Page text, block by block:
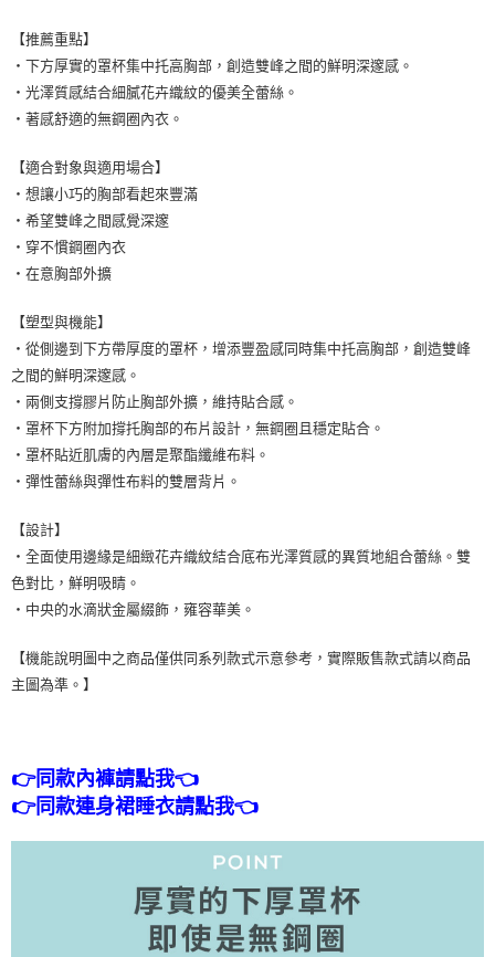
【推薦重點】
・下方厚實的罩杯集中托高胸部，創造雙峰之間的鮮明深邃感。
・光澤質感結合細膩花卉織紋的優美全蕾絲。
・著感舒適的無鋼圈內衣。
【適合對象與適用場合】
・想讓小巧的胸部看起來豐滿
・希望雙峰之間感覺深邃
・穿不慣鋼圈內衣
・在意胸部外擴
【塑型與機能】
・從側邊到下方帶厚度的罩杯，增添豐盈感同時集中托高胸部，創造雙峰
之間的鮮明深邃感。
・兩側支撐膠片防止胸部外擴，維持貼合感。
・罩杯下方附加撐托胸部的布片設計，無鋼圈且穩定貼合。
・罩杯貼近肌膚的內層是聚酯纖維布料。
・彈性蕾絲與彈性布料的雙層背片。
【設計】
・全面使用邊緣是細緻花卉織紋結合底布光澤質感的異質地組合蕾絲。雙
色對比，鮮明吸睛。
・中央的水滴狀金屬綴飾，雍容華美。
【機能說明圖中之商品僅供同系列款式示意參考，實際販售款式請以商品
主圖為準。】
👉同款內褲請點我👈
👉同款連身裙睡衣請點我👈